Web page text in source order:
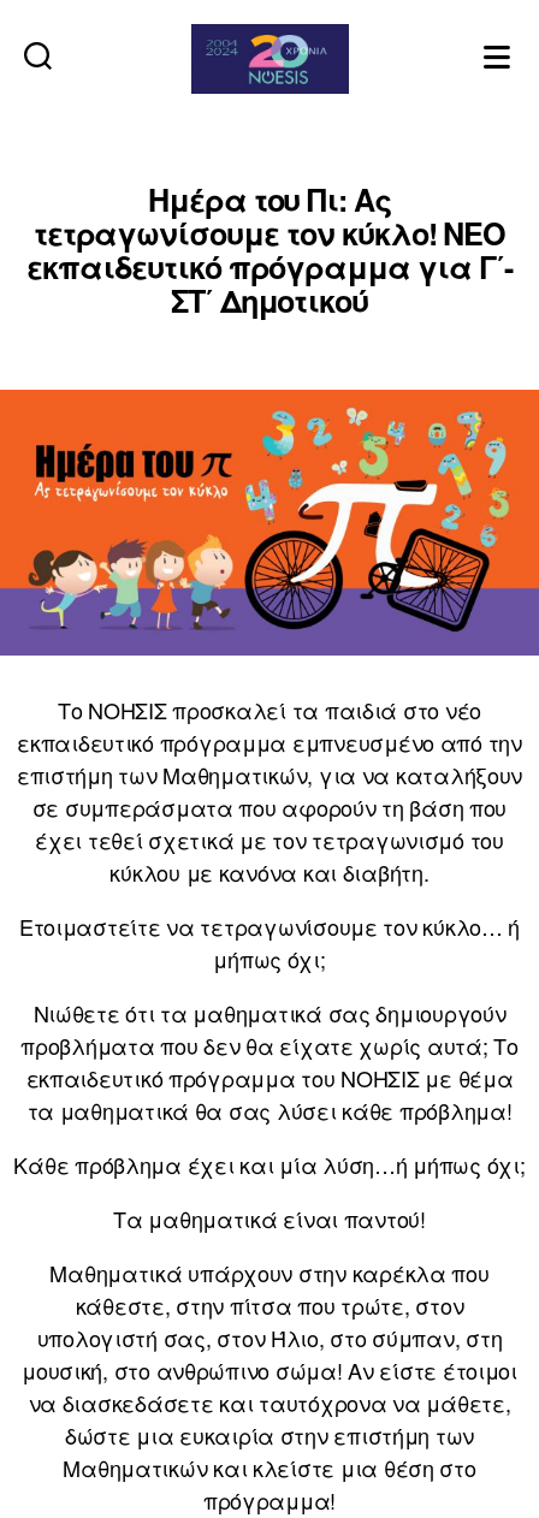
Ημέρα του Πι: Ας
τετραγωνίσουμε τον κύκλο! ΝΕΟ
εκπαιδευτικό πρόγραμμα για Γ΄-
ΣΤ΄ Δημοτικού
Το ΝΟΗΣΙΣ προσκαλεί τα παιδιά στο νέο
εκπαιδευτικό πρόγραμμα εμπνευσμένο από την
επιστήμη των Μαθηματικών, για να καταλήξουν
σε συμπεράσματα που αφορούν τη βάση που
έχει τεθεί σχετικά με τον τετραγωνισμό του
κύκλου με κανόνα και διαβήτη.
Ετοιμαστείτε να τετραγωνίσουμε τον κύκλο… ή
μήπως όχι;
Νιώθετε ότι τα μαθηματικά σας δημιουργούν
προβλήματα που δεν θα είχατε χωρίς αυτά; Το
εκπαιδευτικό πρόγραμμα του ΝΟΗΣΙΣ με θέμα
τα μαθηματικά θα σας λύσει κάθε πρόβλημα!
Κάθε πρόβλημα έχει και μία λύση…ή μήπως όχι;
Τα μαθηματικά είναι παντού!
Μαθηματικά υπάρχουν στην καρέκλα που
κάθεστε, στην πίτσα που τρώτε, στον
υπολογιστή σας, στον Ήλιο, στο σύμπαν, στη
μουσική, στο ανθρώπινο σώμα! Αν είστε έτοιμοι
να διασκεδάσετε και ταυτόχρονα να μάθετε,
δώστε μια ευκαιρία στην επιστήμη των
Μαθηματικών και κλείστε μια θέση στο
πρόγραμμα!